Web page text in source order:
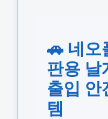
🚗 네오
판용
출입 안
템